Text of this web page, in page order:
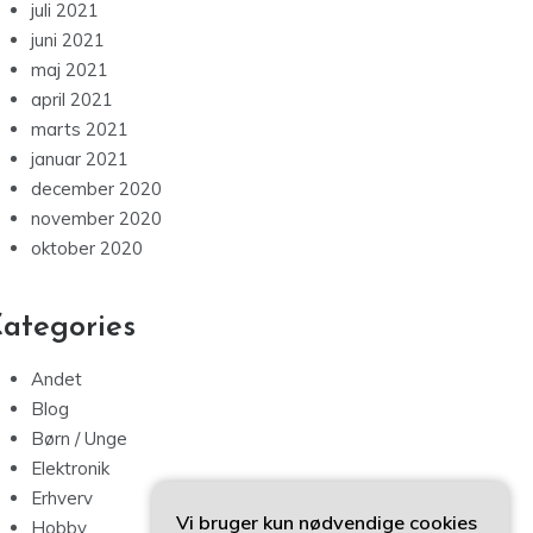
juli 2021
juni 2021
maj 2021
april 2021
marts 2021
januar 2021
december 2020
november 2020
oktober 2020
Andet
Blog
Børn / Unge
Elektronik
Erhverv
Hobby
Vi bruger kun nødvendige cookies